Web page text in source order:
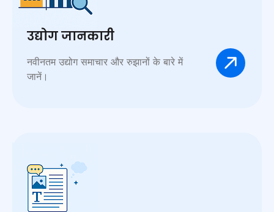
उद्योग जानकारी
नवीनतम उद्योग समाचार और रुझानों के बारे में
जानें।